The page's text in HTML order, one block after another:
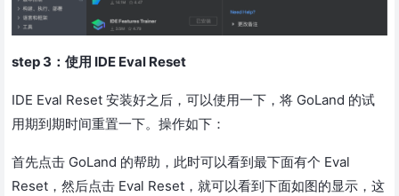
step 3：使用 IDE Eval Reset
IDE Eval Reset 安装好之后，可以使用一下，将 GoLand 的试
用期到期时间重置一下。操作如下：
首先点击 GoLand 的帮助，此时可以看到最下面有个 Eval
Reset，然后点击 Eval Reset，就可以看到下面如图的显示，这